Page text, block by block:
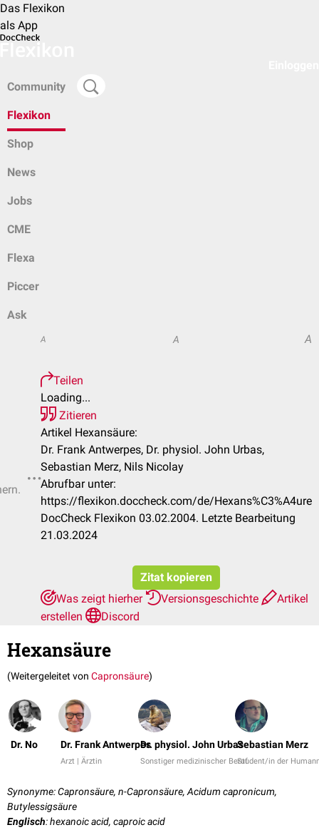
Das Flexikon
als App
Community
Flexikon
Shop
News
Jobs
CME
Flexa
Piccer
Ask
A A A
Teilen
Loading...
Zitieren
Artikel Hexansäure:
Dr. Frank Antwerpes, Dr. physiol. John Urbas,
Sebastian Merz, Nils Nicolay
Abrufbar unter:
https://flexikon.doccheck.com/de/Hexans%C3%A4ure
DocCheck Flexikon 03.02.2004. Letzte Bearbeitung
21.03.2024
Zitat kopieren
Was zeigt hierher
Versionsgeschichte
Artikel
erstellen
Discord
Hexansäure
(Weitergeleitet von Capronsäure)
Dr. No Dr. Frank Antwerpes
Arzt | Ärztin
Dr. physiol. John Urbas
Sonstiger medizinischer Beruf
Sebastian Merz
Student/in der
Synonyme: Capronsäure, n-Capronsäure, Acidum capronicum,
Butylessigsäure
Englisch: hexanoic acid, caproic acid